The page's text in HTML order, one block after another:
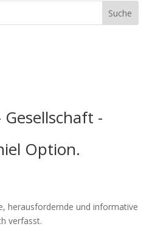
-
Option.
herausfordernde und informative
verfasst.